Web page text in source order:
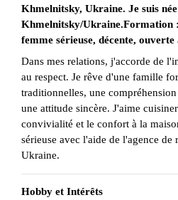
Khmelnitsky, Ukraine. Je suis
Khmelnitsky/Ukraine.Formation
femme sérieuse, décente, ouverte
Dans mes relations, j'accorde de
au respect. Je rêve d'une famille
traditionnelles, une
une attitude sincère. J'aime
convivialité et le confort à la
sérieuse avec l'aide de l'agence de
Ukraine.
Hobby et Intérêts